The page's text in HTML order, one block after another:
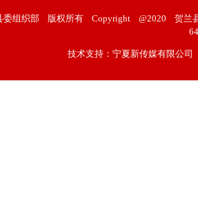
委组织部 版权所有 Copyright @2020
贺兰
技术支持：宁夏新传媒有限公司